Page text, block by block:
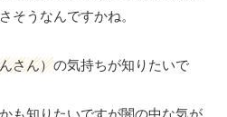
そうなんですかね。
さん）の気持ちが知りたいで
も知りたいですが闇の中な気が